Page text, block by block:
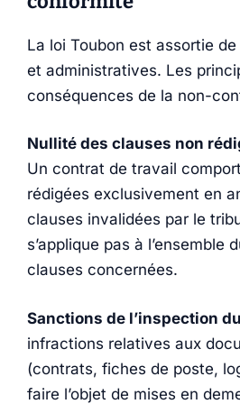
La loi Toubon est assortie
et administratives. Les
conséquences de la non-
Nullité des clauses non
Un contrat de travail
rédigées exclusivement en
clauses invalidées par le
s’applique pas à l’ensemble
clauses concernées.
Sanctions de l’inspection
infractions relatives aux
(contrats, fiches de poste,
faire l’objet de mises en